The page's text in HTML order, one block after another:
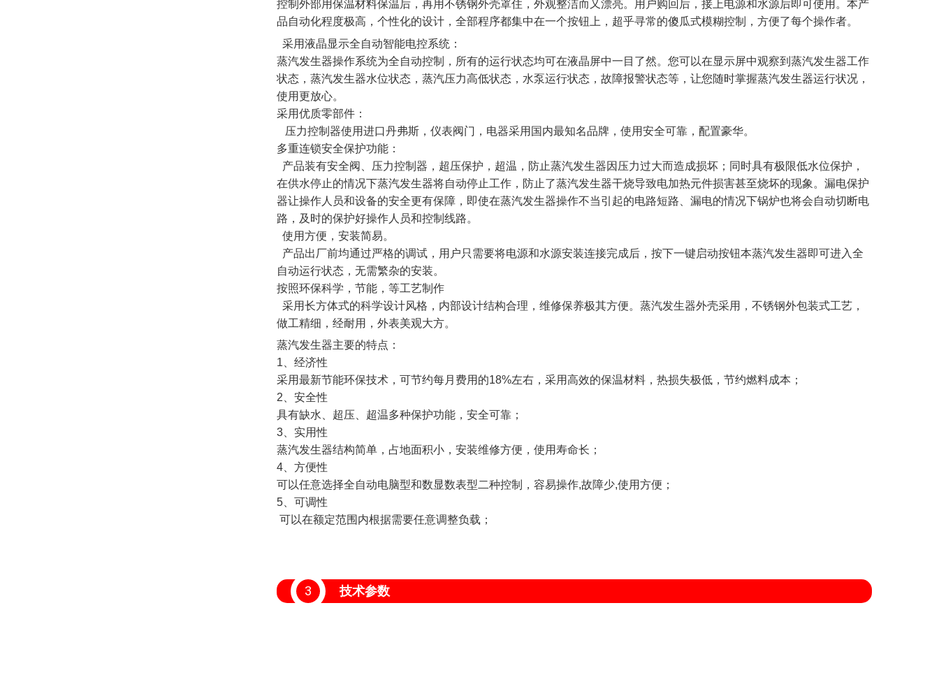
控制外部用保温材料保温后，再用不锈钢外壳罩住，外观整洁而又漂亮。用户购回后，接上电源和水源后即可使用。本产
品自动化程度极高，个性化的设计，全部程序都集中在一个按钮上，超乎寻常的傻瓜式模糊控制，方便了每个操作者。
采用液晶显示全自动智能电控系统：
蒸汽发生器操作系统为全自动控制，所有的运行状态均可在液晶屏中一目了然。您可以在显示屏中观察到蒸汽发生器工作
状态，蒸汽发生器水位状态，蒸汽压力高低状态，水泵运行状态，故障报警状态等，让您随时掌握蒸汽发生器运行状况，
使用更放心。
采用优质零部件：
压力控制器使用进口丹弗斯，仪表阀门，电器采用国内最知名品牌，使用安全可靠，配置豪华。
多重连锁安全保护功能：
产品装有安全阀、压力控制器，超压保护，超温，防止蒸汽发生器因压力过大而造成损坏；同时具有极限低水位保护，
在供水停止的情况下蒸汽发生器将自动停止工作，防止了蒸汽发生器干烧导致电加热元件损害甚至烧坏的现象。漏电保护
器让操作人员和设备的安全更有保障，即使在蒸汽发生器操作不当引起的电路短路、漏电的情况下锅炉也将会自动切断电
路，及时的保护好操作人员和控制线路。
使用方便，安装简易。
产品出厂前均通过严格的调试，用户只需要将电源和水源安装连接完成后，按下一键启动按钮本蒸汽发生器即可进入全
自动运行状态，无需繁杂的安装。
按照环保科学，节能，等工艺制作
采用长方体式的科学设计风格，内部设计结构合理，维修保养极其方便。蒸汽发生器外壳采用，不锈钢外包装式工艺，
做工精细，经耐用，外表美观大方。
蒸汽发生器主要的特点：
1、经济性
采用最新节能环保技术，可节约每月费用的18%左右，采用高效的保温材料，热损失极低，节约燃料成本；
2、安全性
具有缺水、超压、超温多种保护功能，安全可靠；
3、实用性
蒸汽发生器结构简单，占地面积小，安装维修方便，使用寿命长；
4、方便性
可以任意选择全自动电脑型和数显数表型二种控制，容易操作,故障少,使用方便；
5、可调性
可以在额定范围内根据需要任意调整负载；
技术参数
3